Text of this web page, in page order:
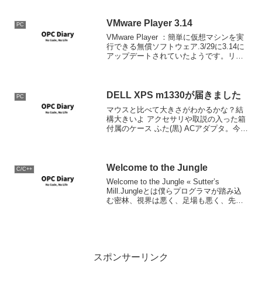
PC VMware Player 3.14
VMware Player ：簡単に仮想マシンを実
行できる無償ソフトウェア.3/29に3.14に
アップデートされていたようです。リリ
PC DELL XPS m1330が届きました
マウスと比べて大きさがわかるかな？結
構大きいよ アクセサリや取説の入った箱
付属のケース ふた(黒) ACアダプタ。今ま
C/C++ Welcome to the Jungle
Welcome to the Jungle « Sutter’s
Mill.Jungleとは僕らプログラマが踏み込
む密林、視界は悪く、足場も悪く、先は
スポンサーリンク